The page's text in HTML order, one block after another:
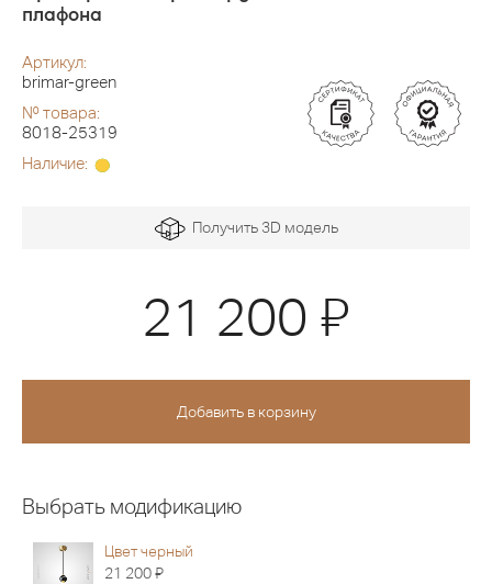
плафона
Артикул:
brimar-green
№ товара:
8018-25319
Наличие:
Получить 3D модель
21 200 Я
Выбрать модификацию
Цвет черный
21 200Я